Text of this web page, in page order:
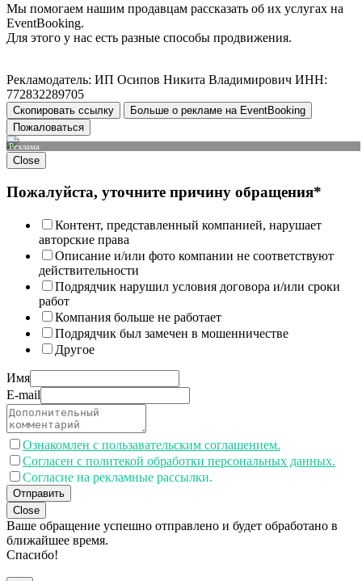
Мы помогаем нашим продавцам рассказать об их услугах на
EventBooking.
Для этого у нас есть разные способы продвижения.
Рекламодатель: ИП Осипов Никита Владимирович ИНН:
772832289705
Скопировать ссылку
Больше о рекламе на EventBooking
Пожаловаться
Реклама
Close
Пожалуйста, уточните причину обращения*
Контент, представленный компанией, нарушает
авторские права
Описание и/или фото компании не соответствуют
действительности
Подрядчик нарушил условия договора и/или сроки
работ
Компания больше не работает
Подрядчик был замечен в мошенничестве
Другое
Имя
E-mail
Ознакомлен с пользавательским соглашением.
Согласен с политекой обработки персональных данных.
Согласие на рекламные рассылки.
Отправить
Close
Ваше обращение успешно отправлено и будет обработано в
ближайшее время.
Спасибо!